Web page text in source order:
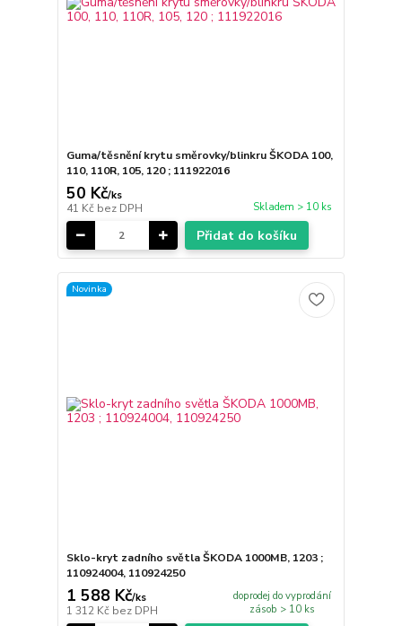
Guma/těsnění krytu směrovky/blinkru ŠKODA 100,
110, 110R, 105, 120 ; 111922016
50 Kč/ks
41 Kč bez DPH Skladem > 10 ks
Přidat do košíku
Novinka
Sklo-kryt zadního světla ŠKODA 1000MB, 1203 ;
110924004, 110924250
1 588 Kč/ks
1 312 Kč bez DPH
doprodej do vyprodání
zásob > 10 ks